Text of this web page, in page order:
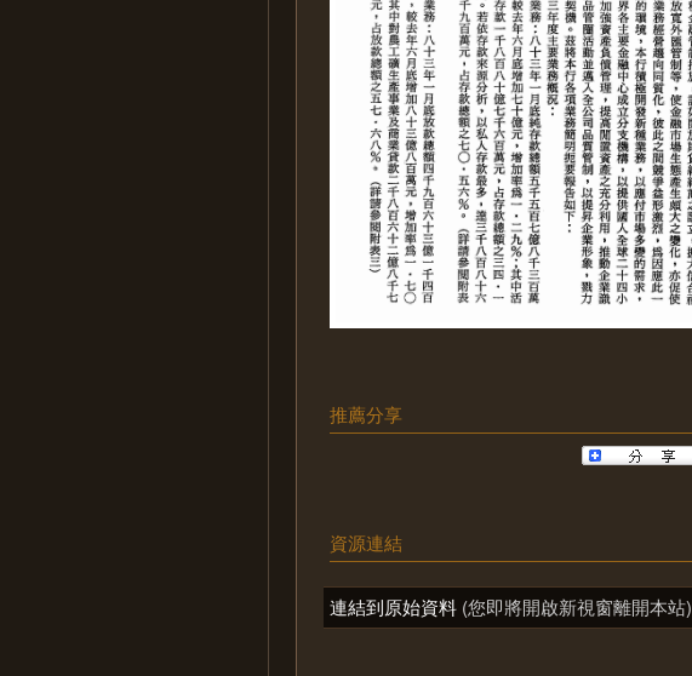
推薦分享
資源連結
連結到原始資料 (您即將開啟新視窗離開本站)